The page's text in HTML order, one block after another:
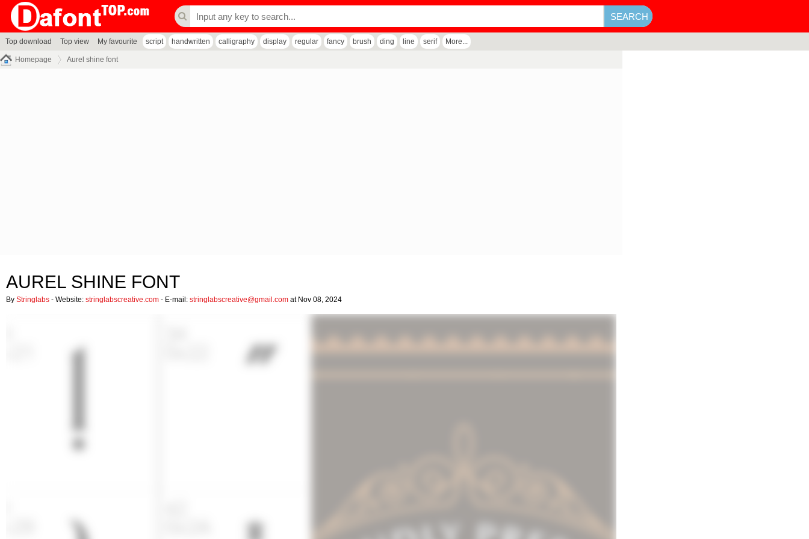
Top download Top view My favourite script handwritten calligraphy display regular fancy brush ding line serif More...
Homepage Aurel shine font
AUREL SHINE FONT
By Stringlabs - Website: stringlabscreative.com - E-mail: stringlabscreative@gmail.com at Nov 08, 2024